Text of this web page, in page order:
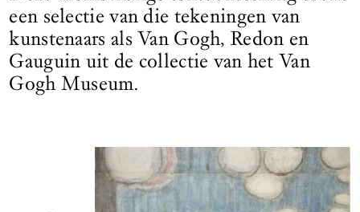
een selectie van die tekeningen van
kunstenaars als Van Gogh, Redon en
Gauguin uit de collectie van het Van
Gogh Museum.